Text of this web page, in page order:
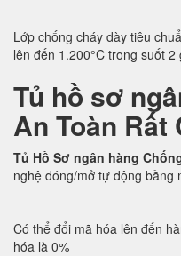
Lớp chống cháy dày tiêu
lên đến 1.200°C trong suốt 2
Tủ hồ sơ
An Toàn Rất
Tủ Hồ Sơ ngân hàng
nghệ đóng/mở tự động bằng
Có thể đổi mã hóa lên đến
hóa là 0%